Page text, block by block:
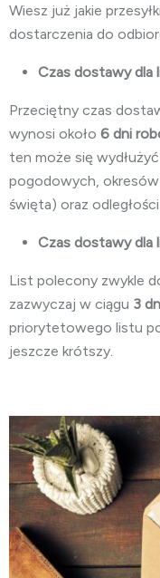
Wiesz już jakie
dostarczenia do
Czas dostawy dla
Przeciętny czas
wynosi około 6 dni
ten może się
pogodowych, okresów
święta) oraz
Czas dostawy dla
List polecony zwykle
zazwyczaj w ciągu 3
priorytetowego listu
jeszcze krótszy.